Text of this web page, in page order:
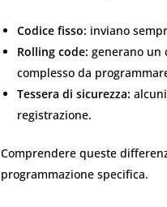
Codice fisso: inviano
Rolling code: generano un
complesso da
Tessera di sicurezza:
registrazione.
Comprendere queste
programmazione specifica.